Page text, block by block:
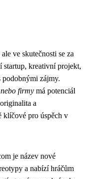
ve skutečnosti se za
kreativní projekt,
zájmy.
firmy má potenciál
a
klíčové pro úspěch v
je název nové
a nabízí hráčům